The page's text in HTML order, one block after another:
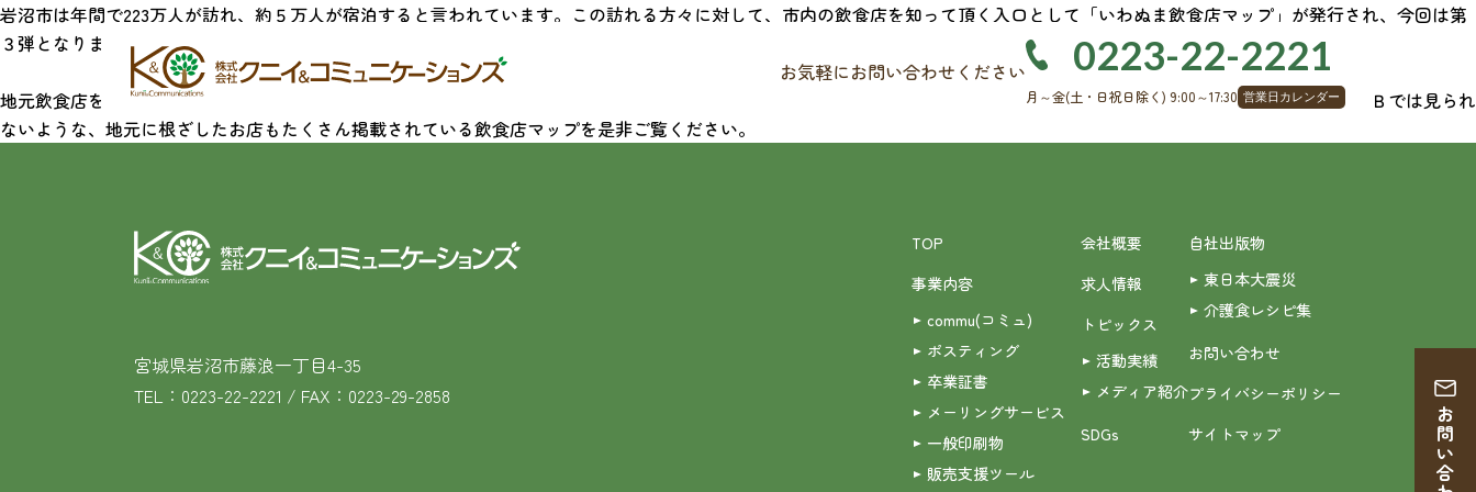
お気軽にお問い合わせください 0223-22-2221
月～金(土・日祝日除く) 9:00～17:30 営業日カレンダー
お問い合わせ
岩沼市は年間で223万人が訪れ、約５万人が宿泊すると言われています。この訪れる方々に対して、市内の飲食店を知って頂く入口として「いわぬま飲食店マップ」が発行され、今回は第
３弾となります。
地元飲食店をＰＲし、岩沼市全体の活性化に繋がってほしいという願いのもと、各お店の方々と、岩沼市観光物産協会の協力を得て発行することができました。スマホやＷＥＢでは見られ
ないような、地元に根ざしたお店もたくさん掲載されている飲食店マップを是非ご覧ください。
宮城県岩沼市藤浪一丁目4-35
TEL：0223-22-2221 / FAX：0223-29-2858
TOP
事業内容
commu(コミュ)
ポスティング
卒業証書
メーリングサービス
一般印刷物
販売支援ツール
会社概要
求人情報
トピックス
活動実績
メディア紹介
SDGs
自社出版物
東日本大震災
介護食レシピ集
お問い合わせ
プライバシーポリシー
サイトマップ